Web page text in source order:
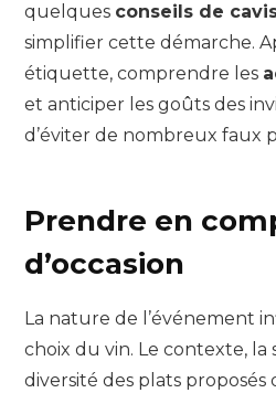
quelques conseils de
simplifier cette démarche.
étiquette, comprendre les
et anticiper les goûts des
d’éviter de nombreux faux
Prendre en
d’occasion
La nature de l’événement
choix du vin. Le contexte, la
diversité des plats proposés